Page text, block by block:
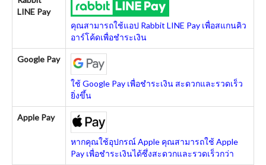
LINE Pay
คุณสามารถใช้แอป Rabbit LINE Pay เพื่อสแกนคิว
อาร์โค้ดเพื่อชำระเงิน
Google Pay
ใช้ Google Pay เพื่อชำระเงิน สะดวกและรวดเร็ว
ยิ่งขึ้น
Apple Pay
หากคุณใช้อุปกรณ์ Apple คุณสามารถใช้ Apple
Pay เพื่อชำระเงินได้ซึ่งสะดวกและรวดเร็วกว่า